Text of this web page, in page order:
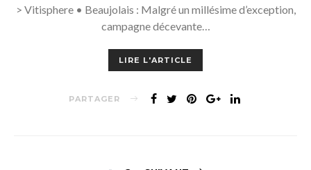
> Vitisphere • Beaujolais : Malgré un millésime d’exception,
campagne décevante…
LIRE L'ARTICLE
PARTAGER